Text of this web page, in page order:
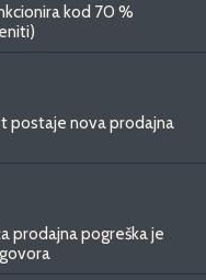
kod 70 %
postaje nova prodajna
prodajna pogreška je